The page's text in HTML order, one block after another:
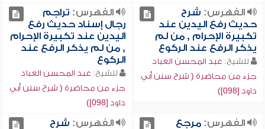
الفهرس: شرح
حديث رفع اليدين عند
تكبيرة الإحرام , من لم
يذكر الرفع عند الركوع
للشيخ: عبد المحسن العباد
جزء من محاضرة ( شرح سنن أبي
داود [098])
الفهرس: تراجم
رجال إسناد حديث رفع
اليدين عند تكبيرة الإحرام
, من لم يذكر الرفع عند
الركوع
للشيخ: عبد المحسن العباد
جزء من محاضرة ( شرح سنن أبي
داود [098])
الفهرس:مرجع
الفهرس: شرح